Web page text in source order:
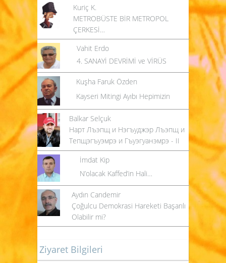
Kuriç K.
METROBÜSTE BİR METROPOL
ÇERKESİ…
Vahit Erdo
4. SANAYİ DEVRİMİ ve VİRÜS
Kuşha Faruk Özden
Kayseri Mitingi Ayıbı Hepimizin
Balkar Selçuk
Нарт Лъэпщ и Нэгъуджэр Лъэпщ и
Тепщэгъуэмрэ и Гъуэгуанэмрэ - II
İmdat Kip
N’olacak Kaffed’in Hali…
Aydın Candemir
Çoğulcu Demokrasi Hareketi Başarılı
Olabilir mi?
Ziyaret Bilgileri